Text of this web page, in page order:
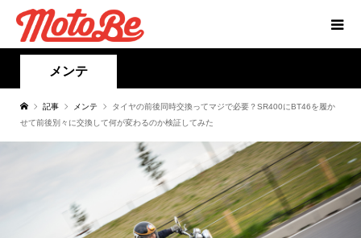
メンテ
記事 メンテ
タイヤの前後同時交換ってマジで必要？SR400にBT46を履か
せて前後別々に交換して何が変わるのか検証してみた